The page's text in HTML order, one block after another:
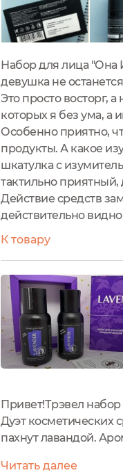
Набор для лица "Она
девушка не
Это просто восторг,
которых я без ума, а
Особенно приятно,
продукты. А какое
шкатулка с
тактильно
Действие средств
действительно видно
К товару
Привет!Трэвел
Дуэт косметических
пахнут лавандой.
комплекс бисаболол
Читать далее